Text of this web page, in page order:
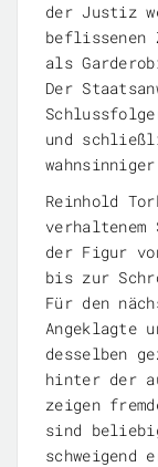
der Justiz
beflissenen
als
Der
und
Reinhold
der Figur
bis zur
Für den
Angeklagte
desselben
hinter der
zeigen
sind
schweigend